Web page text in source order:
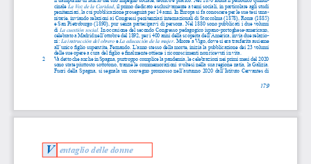
179
cinale La Voz de la Caridad, il primo dedicato esclusivamente a temi sociali, in particolare agli studi
penitenziari, la cui pubblicazione proseguirà per 14 anni. In Europa si fa conoscere per le sue tesi uma-
nitarie, inviando relazioni ai Congressi penitenziari internazionali di Stoccolma (1878), Roma (1885)
e San Pietroburgo (1890), pur senza parteciparvi di persona. Nel 1880 sono pubblicati i due volumi
di La cuestión social. In occasione del secondo Congresso pedagogico ispano-portoghese-americano,
celebrato a Madrid nell’ottobre del 1892, per i 400 anni della scoperta dell’America, invia due relazio-
ni: La instrucción del obrero e La educación de la mujer. Muore a Vigo, dove si era trasferita assieme
all’unico figlio superstite, Fernando. L’anno stesso della morte, inizia la pubblicazione dei 23 volumi
delle sue opere a cura del figlio e finalmente ottiene i riconoscimenti non ricevuti in vita.
2    Va detto che anche in Spagna, purtroppo complice la pandemia, le celebrazioni nei primi mesi del 2020
sono state piuttosto sottotono, tranne le commemorazioni svoltesi nella sua regione natia, la Galizia.
Fuori della Spagna, si segnala un convegno promosso nell’autunno 2020 dall’Istituto Cervantes di
V entaglio delle donne